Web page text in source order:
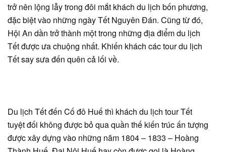
trở nên lộng lẫy trong đôi mắt khách du lịch bốn phương,
đặc biệt vào những ngày Tết Nguyên Đán. Cũng từ đó,
Hội An dần trở thành một trong những địa điểm du lịch
Tết được ưa chuộng nhất. Khiến khách các tour du lịch
Tết say sưa đến quên cả lối về.
Du lịch Tết đến Cố đô Huế thì khách du lịch tour Tết
tuyệt đối không được bỏ qua quần thế kiến trúc ấn tượng
được xây dựng vào những năm 1804 – 1833 – Hoàng